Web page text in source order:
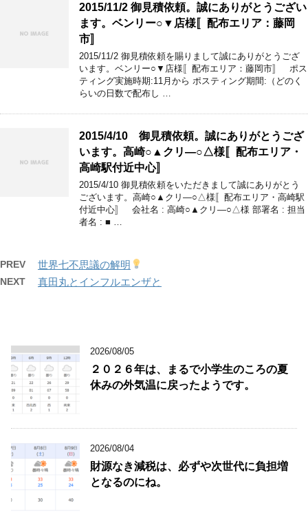
2015/11/2 御見積依頼。誠にありがとうござい
ます。ベンリー○▼店様〚配布エリア：藤岡
市〛
2015/11/2 御見積依頼を賜りまして誠にありがとうござ
います。ベンリー○▼店様〚配布エリア：藤岡市〛 ポス
ティング実施時期:11月から ポスティング期間:（どのく
らいの日数で配布し …
2015/4/10 御見積依頼。誠にありがとうござ
います。高崎○▲クリ―○△様〚配布エリア・
高崎駅付近中心〛
2015/4/10 御見積依頼をいただきまして誠にありがとう
ございます。高崎○▲クリ―○△様〚配布エリア・高崎駅
付近中心〛 会社名 : 高崎○▲クリ―○△様 部署名 : 担当
者名 : ■ …
PREV 世界七不思議の解明
NEXT 真田丸とインフルエンザと
2026/08/05
２０２６年は、まるで小学生のころの夏
休みの外気温に戻ったようです。
2026/08/04
財源なき減税は、必ずや次世代に負担増
となるのにね。